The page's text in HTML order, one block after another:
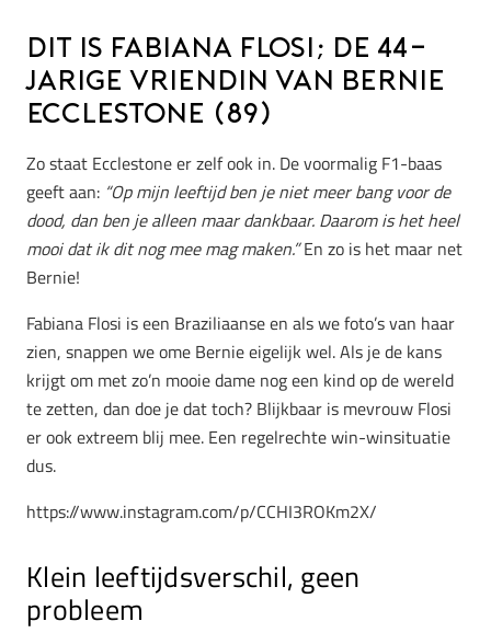
Dit is Fabiana Flosi; de 44-
jarige vriendin van Bernie
Ecclestone (89)
Zo staat Ecclestone er zelf ook in. De voormalig F1-baas
geeft aan: “Op mijn leeftijd ben je niet meer bang voor de
dood, dan ben je alleen maar dankbaar. Daarom is het heel
mooi dat ik dit nog mee mag maken.”En zo is het maar net
Bernie!
Fabiana Flosi is een Braziliaanse en als we foto’s van haar
zien, snappen we ome Bernie eigelijk wel. Als je de kans
krijgt om met zo’n mooie dame nog een kind op de wereld
te zetten, dan doe je dat toch? Blijkbaar is mevrouw Flosi
er ook extreem blij mee. Een regelrechte win-winsituatie
dus.
https://www.instagram.com/p/CCHI3ROKm2X/
Klein leeftijdsverschil, geen
probleem